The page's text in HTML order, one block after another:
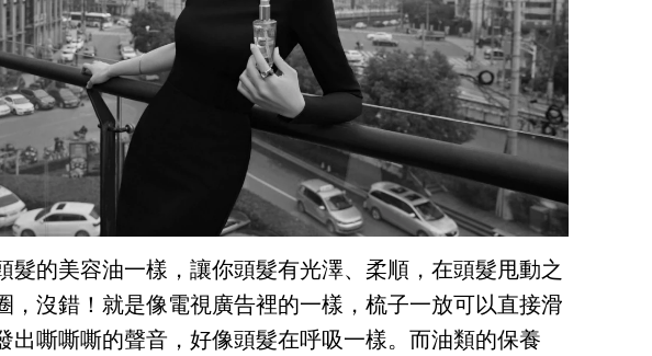
髮的美容油一樣，讓你頭髮有光澤、柔順，在頭髮甩動之
，沒錯！就是像電視廣告裡的一樣，梳子一放可以直接滑
出嘶嘶嘶的聲音，好像頭髮在呼吸一樣。而油類的保養